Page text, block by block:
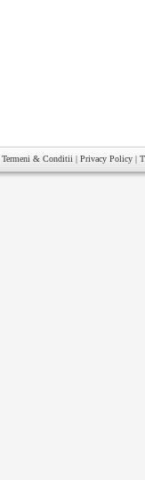
Termeni & Conditii | Privacy Policy |